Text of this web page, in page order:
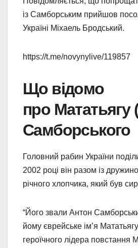
із Самборським прийшов
Україні Міхаель Бродський.
https://t.me/novynylive/119857
Що відомо
про Мататьягу
Самборського
Головний рабин України
2002 році він разом із
річного хлопчика, який був
“Його звали Антон
йому єврейське ім’я
героїчного лідера повстання